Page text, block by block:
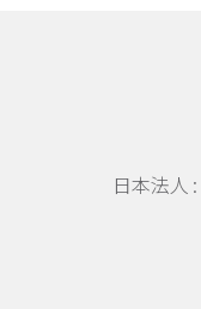
日本法人 :